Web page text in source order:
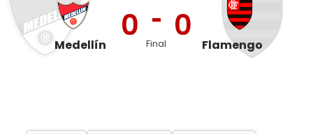
Medellín
0
Flamengo
0
Final